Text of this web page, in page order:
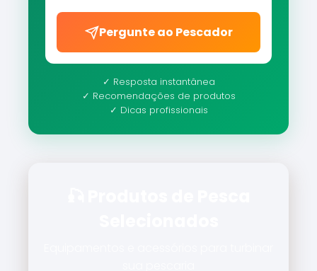
Pergunte ao Pescador
✓ Resposta instantânea
✓ Recomendações de produtos
✓ Dicas profissionais